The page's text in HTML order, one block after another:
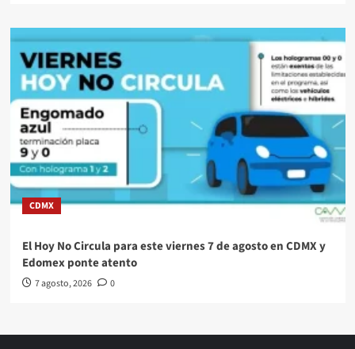
CDMX
El Hoy No Circula para este viernes 7 de agosto en CDMX y
Edomex ponte atento
7 agosto, 2026 0